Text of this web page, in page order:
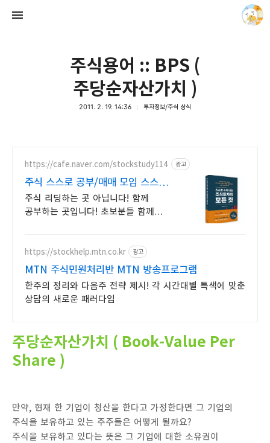
주식용어 :: BPS (
주당순자산가치 )
2011. 2. 19. 14:36 투자정보/주식 상식
https://cafe.naver.com/stockstudy114 광고
주식 스스로 공부/매매 모임 스스로
공부법을 배웁니다 !
주식 리딩하는 곳 아닙니다! 함께
공부하는 곳입니다! 초보분들 함께
https://stockhelp.mtn.co.kr 광고
MTN 주식민원처리반 MTN 방송프로그램
한주의 정리와 다음주 전략 제시! 각 시간대별 특색에 맞춘
상담의 새로운 패러다임
주당순자산가치 ( Book-Value Per
Share )
만약, 현재 한 기업이 청산을 한다고 가정한다면 그 기업의
주식을 보유하고 있는 주주들은 어떻게 될까요?
주식을 보유하고 있다는 뜻은 그 기업에 대한 소유권이